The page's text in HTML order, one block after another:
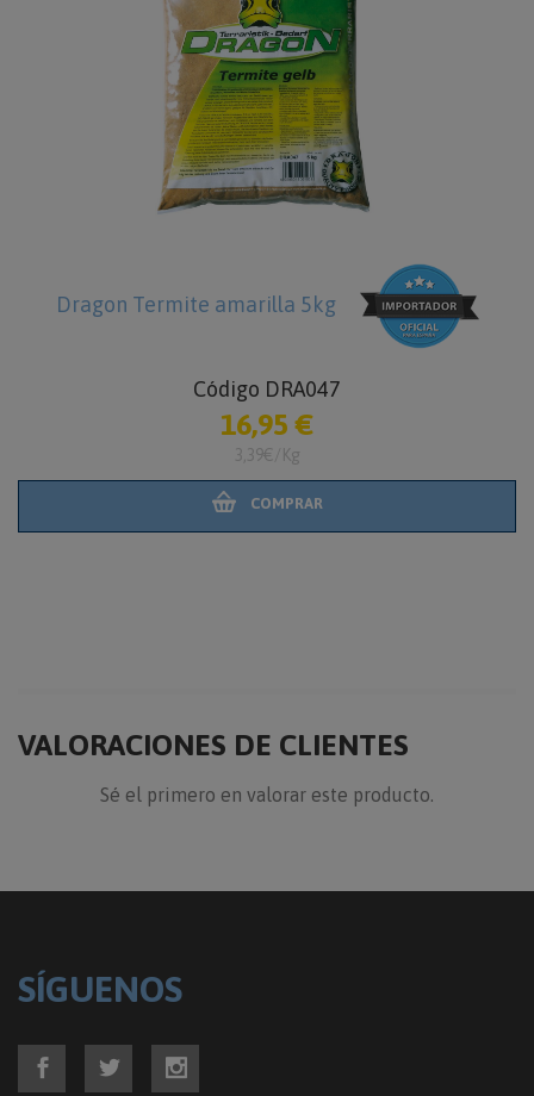
Dragon Termite amarilla 5kg
Código DRA047
16,95 €
3,39€/Kg
COMPRAR
VALORACIONES DE CLIENTES
Sé el primero en valorar este producto.
SÍGUENOS